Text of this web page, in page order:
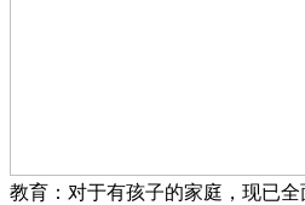
教育：对于有孩子的家庭，现已